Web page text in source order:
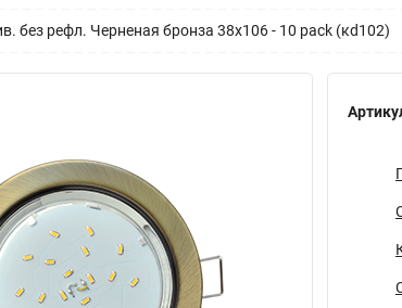
без рефл. Черненая бронза 38x106 - 10 pack (кd102)